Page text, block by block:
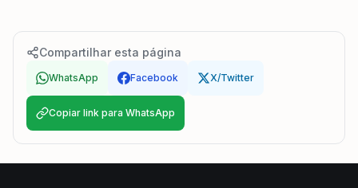
Compartilhar esta página
WhatsApp Facebook X/Twitter
Copiar link para WhatsApp